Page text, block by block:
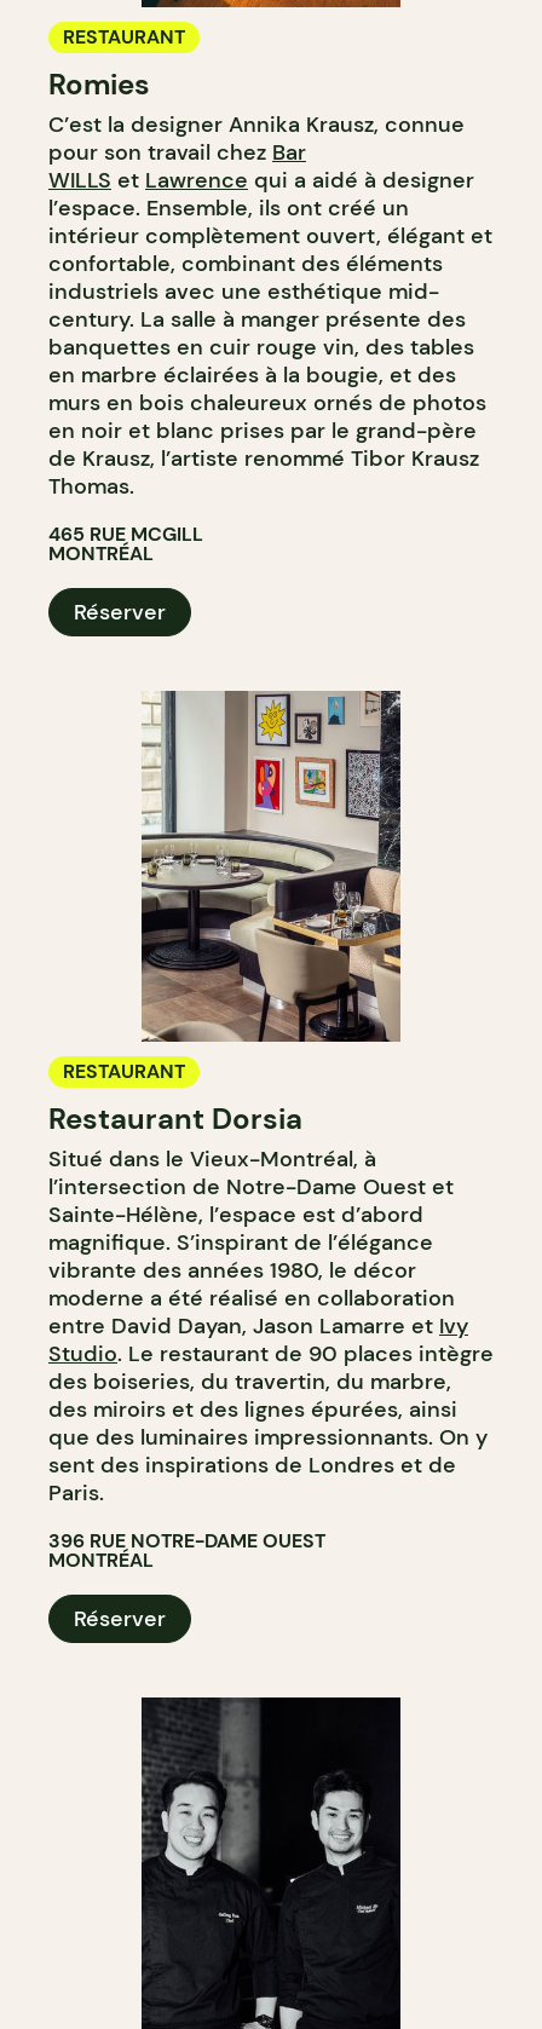
RESTAURANT
Romies
C’est la designer Annika Krausz, connue
pour son travail chez Bar
WILLS et Lawrence qui a aidé à designer
l’espace. Ensemble, ils ont créé un
intérieur complètement ouvert, élégant et
confortable, combinant des éléments
industriels avec une esthétique mid-
century. La salle à manger présente des
banquettes en cuir rouge vin, des tables
en marbre éclairées à la bougie, et des
murs en bois chaleureux ornés de photos
en noir et blanc prises par le grand-père
de Krausz, l’artiste renommé Tibor Krausz
Thomas.
465 RUE MCGILL
MONTRÉAL
Réserver
RESTAURANT
Restaurant Dorsia
Situé dans le Vieux-Montréal, à
l’intersection de Notre-Dame Ouest et
Sainte-Hélène, l’espace est d’abord
magnifique. S’inspirant de l’élégance
vibrante des années 1980, le décor
moderne a été réalisé en collaboration
entre David Dayan, Jason Lamarre et Ivy
Studio. Le restaurant de 90 places intègre
des boiseries, du travertin, du marbre,
des miroirs et des lignes épurées, ainsi
que des luminaires impressionnants. On y
sent des inspirations de Londres et de
Paris.
396 RUE NOTRE-DAME OUEST
MONTRÉAL
Réserver